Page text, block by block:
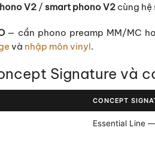
V2 /smart phono V2 cùng
— cần phono preamp MM/MC
và nhập môn vinyl.
Signature và
CONCEPT
Essential Line